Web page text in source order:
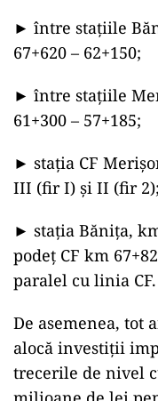
► între stațiile
67+620 – 62+150;
► între stațiile
61+300 – 57+185;
► stația CF
III (fir I) și II (fir 2);
► stația Bănița,
podeț CF km
paralel cu linia CF.
De asemenea, tot
alocă investiții
trecerile de nivel